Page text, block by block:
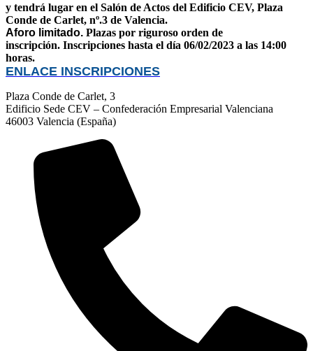
y tendrá lugar en el Salón de Actos del Edificio CEV, Plaza
Conde de Carlet, nº.3 de Valencia.
Aforo limitado. Plazas por riguroso orden de
inscripción. Inscripciones hasta el día 06/02/2023 a las 14:00
horas.
ENLACE INSCRIPCIONES
Plaza Conde de Carlet, 3
Edificio Sede CEV – Confederación Empresarial Valenciana
46003 Valencia (España)